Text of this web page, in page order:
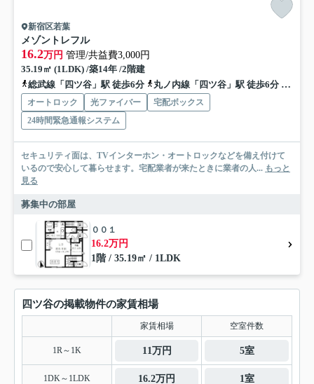
新宿区若葉
メゾントレフル
16.2万円 管理/共益費3,000円
35.19㎡ (1LDK) /築14年 /2階建
総武線「四ツ谷」駅 徒歩6分
丸ノ内線「四ツ谷」駅 徒歩6分 南北
オートロック 光ファイバー
宅配ボックス
24時間緊急通報システム
セキュリティ面は、TVインターホン・オートロックなどを備え付けて
いるので安心して暮らせます。宅配業者が来たときに業者の人... もっと
見る
募集中の部屋
００１
16.2万円
1階 / 35.19㎡ / 1LDK
四ツ谷の掲載物件の家賃相場
家賃相場 空室件数
1R～1K 11万円 5室
1DK～1LDK 16.2万円 1室